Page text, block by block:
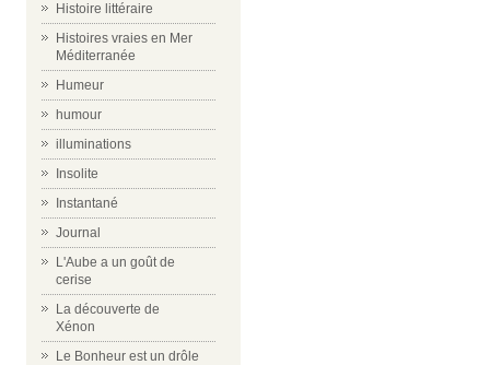
Histoire littéraire
Histoires vraies en Mer
Méditerranée
Humeur
humour
illuminations
Insolite
Instantané
Journal
L'Aube a un goût de
cerise
La découverte de
Xénon
Le Bonheur est un drôle